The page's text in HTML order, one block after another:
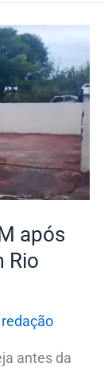
após
Rio
redação
antes da